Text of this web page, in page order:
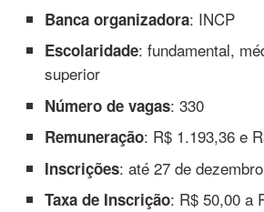
Banca organizadora: INCP
Escolaridade: fundamental,
superior
Número de vagas: 330
Remuneração: R$ 1.193,36 e
Inscrições: até 27 de
Taxa de Inscrição: R$ 50,00 a